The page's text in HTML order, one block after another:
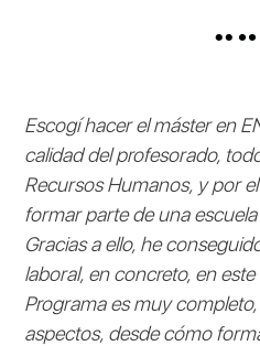
Escogí hacer el máster en
calidad del profesorado,
Recursos Humanos, y por
formar parte de una
Gracias a ello, he
laboral, en concreto, en
Programa es muy
aspectos, desde cómo